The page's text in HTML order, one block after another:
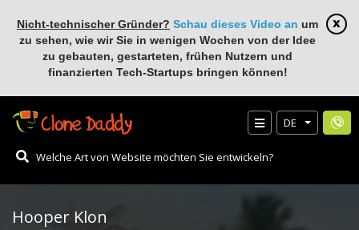
Nicht-technischer Gründer? Schau dieses Video an um
zu sehen, wie wir Sie in wenigen Wochen von der Idee
zu gebauten, gestarteten, frühen Nutzern und
finanzierten Tech-Startups bringen können!
DE
Hooper Klon